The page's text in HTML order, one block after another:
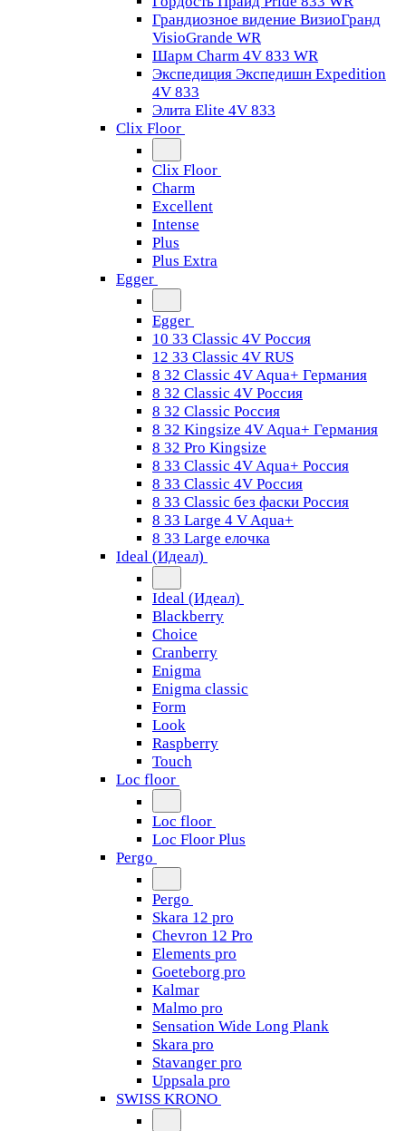
Грандиозное видение ВизиоГранд
VisioGrande WR
Шарм Charm 4V 833 WR
Экспедиция Экспедишн Expedition
4V 833
Элита Elite 4V 833
Clix Floor
Clix Floor
Charm
Excellent
Intense
Plus
Plus Extra
Egger
Egger
10 33 Classic 4V Россия
12 33 Classic 4V RUS
8 32 Classic 4V Aqua+ Германия
8 32 Classic 4V Россия
8 32 Classic Россия
8 32 Kingsize 4V Aqua+ Германия
8 32 Pro Kingsize
8 33 Classic 4V Aqua+ Россия
8 33 Classic 4V Россия
8 33 Classic без фаски Россия
8 33 Large 4 V Aqua+
8 33 Large елочка
Ideal (Идеал)
Ideal (Идеал)
Blackberry
Choice
Cranberry
Enigma
Enigma classic
Form
Look
Raspberry
Touch
Loc floor
Loc floor
Loc Floor Plus
Pergo
Pergo
Skara 12 pro
Chevron 12 Pro
Elements pro
Goeteborg pro
Kalmar
Malmo pro
Sensation Wide Long Plank
Skara pro
Stavanger pro
Uppsala pro
SWISS KRONO